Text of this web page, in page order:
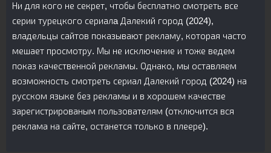
Ни для кого не секрет, чтобы бесплатно смотреть все
серии турецкого сериалa Далекий город (2024),
владельцы сайтов показывают рекламу, которая часто
мешает просмотру. Мы не исключение и тоже ведем
показ качественной рекламы. Однако, мы оставляем
возможность смотреть сериал Далекий город (2024) на
русском языке без рекламы и в хорошем качестве
зарегистрированым пользователям (отключится вся
реклама на сайте, останется только в плеере).